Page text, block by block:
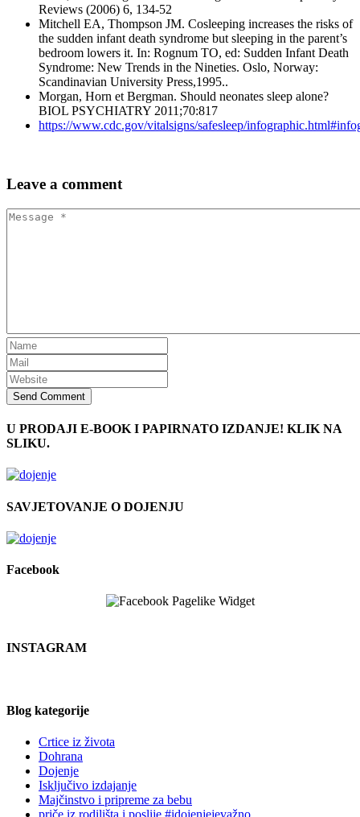
Reviews (2006) 6, 134-52
Mitchell EA, Thompson JM. Cosleeping increases the risks of
the sudden infant death syndrome but sleeping in the parent’s
bedroom lowers it. In: Rognum TO, ed: Sudden Infant Death
Syndrome: New Trends in the Nineties. Oslo, Norway:
Scandinavian University Press,1995..
Morgan, Horn et Bergman. Should neonates sleep alone?
BIOL PSYCHIATRY 2011;70:817
https://www.cdc.gov/vitalsigns/safesleep/
Leave a comment
Send Comment
U PRODAJI E-BOOK I PAPIRNATO IZDANJE! KLIK NA
SLIKU.
SAVJETOVANJE O DOJENJU
Facebook
INSTAGRAM
Blog kategorije
Crtice iz života
Dohrana
Dojenje
Isključivo izdajanje
Majčinstvo i pripreme za bebu